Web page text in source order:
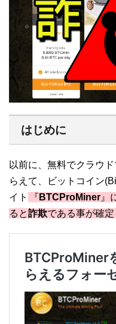
はじめに
以前に、無料でクラウ
らえて、ビットコイン
イト
『 BTCProMiner 』
ると詐欺である事が確定